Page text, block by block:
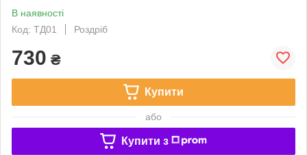
В наявності
Код: ТД01
Роздріб
730 ₴
Купити
або
Купити з